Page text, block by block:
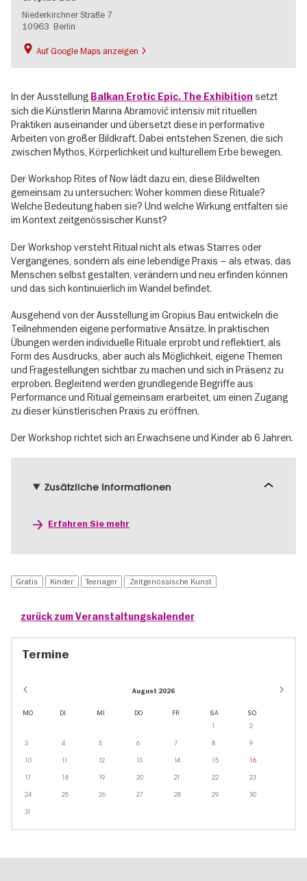
Niederkirchner Straße 7
10963 Berlin
Auf Google Maps anzeigen
In der Ausstellung Balkan Erotic Epic. The Exhibition setzt
sich die Künstlerin Marina Abramović intensiv mit rituellen
Praktiken auseinander und übersetzt diese in performative
Arbeiten von großer Bildkraft. Dabei entstehen Szenen, die sich
zwischen Mythos, Körperlichkeit und kulturellem Erbe bewegen.
Der Workshop Rites of Now lädt dazu ein, diese Bildwelten
gemeinsam zu untersuchen: Woher kommen diese Rituale?
Welche Bedeutung haben sie? Und welche Wirkung entfalten sie
im Kontext zeitgenössischer Kunst?
Der Workshop versteht Ritual nicht als etwas Starres oder
Vergangenes, sondern als eine lebendige Praxis – als etwas, das
Menschen selbst gestalten, verändern und neu erfinden können
und das sich kontinuierlich im Wandel befindet.
Ausgehend von der Ausstellung im Gropius Bau entwickeln die
Teilnehmenden eigene performative Ansätze. In praktischen
Übungen werden individuelle Rituale erprobt und reflektiert, als
Form des Ausdrucks, aber auch als Möglichkeit, eigene Themen
und Fragestellungen sichtbar zu machen und sich in Präsenz zu
erproben. Begleitend werden grundlegende Begriffe aus
Performance und Ritual gemeinsam erarbeitet, um einen Zugang
zu dieser künstlerischen Praxis zu eröffnen.
Der Workshop richtet sich an Erwachsene und Kinder ab 6 Jahren.
Zusätzliche Informationen
Erfahren Sie mehr
Gratis Kinder Teenager Zeitgenössische Kunst
zurück zum Veranstaltungskalender
Termine
August 2026
MO DI MI DO FR SA SO
1 2
3 4 5 6 7 8 9
10 11 12 13 14 15 16
17 18 19 20 21 22 23
24 25 26 27 28 29 30
31